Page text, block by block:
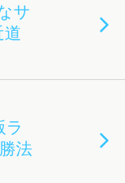
サ
ラ
法